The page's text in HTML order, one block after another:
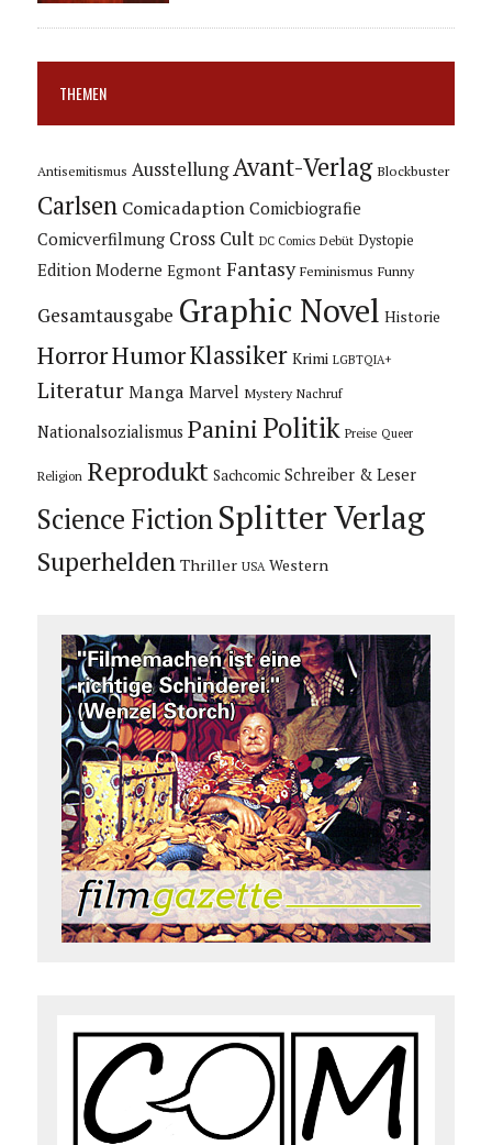
THEMEN
Antisemitismus Ausstellung Avant-Verlag Blockbuster
Carlsen Comicadaption Comicbiografie
Comicverfilmung Cross Cult DC Comics Debüt Dystopie
Edition Moderne Egmont Fantasy Feminismus Funny
Gesamtausgabe Graphic Novel Historie
HorrorHumorKlassiker Krimi LGBTQIA+
Literatur Manga Marvel Mystery Nachruf
Nationalsozialismus Panini Politik Preise Queer
Religion Reprodukt Sachcomic Schreiber & Leser
Science Fiction Splitter Verlag
Superhelden Thriller USA Western